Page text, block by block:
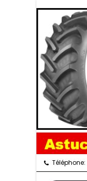
Téléphone: